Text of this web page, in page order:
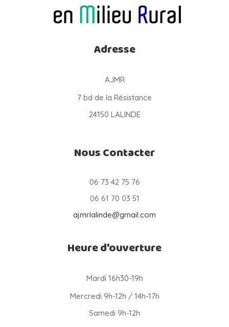
Adresse
AJMR
7 bd de la Résistance
24150 LALINDE
Nous Contacter
06 73 42 75 76
06 61 70 03 51
ajmrlalinde@gmail.com
Heure d'ouverture
Mardi 16h30-19h
Mercredi 9h-12h / 14h-17h
Samedi 9h-12h